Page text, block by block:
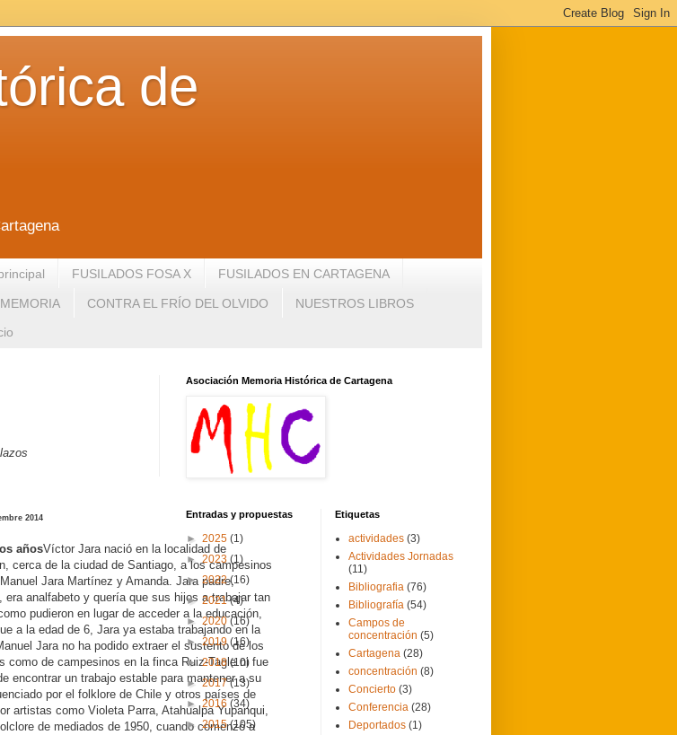
de
FUSILADOS FOSA X FUSILADOS EN CARTAGENA
CONTRA EL FRÍO DEL OLVIDO NUESTROS LIBROS
2014
añosVíctor Jara nació en la localidad de
cerca de la ciudad de Santiago, a los campesinos
Jara Martínez y Amanda. Jara padre,
era analfabeto y quería que sus hijos a trabajar tan
pudieron en lugar de acceder a la educación,
a la edad de 6, Jara ya estaba trabajando en la
Jara no ha podido extraer el sustento de los
como de campesinos en la finca Ruiz-Tagle ni fue
encontrar un trabajo estable para mantener a su
por el folklore de Chile y otros países de
artistas como Violeta Parra, Atahualpa Yupanqui,
de mediados de 1950, cuando comenzó a
Asociación Memoria Histórica de Cartagena
Entradas y propuestas
► 2025 (1)
► 2023 (1)
► 2022(16)
► 2021(4)
►2020(16)
►2019(16)
►2018 (10)
►2017(13)
►2016 (34)
►2015(105)
Etiquetas
actividades (3)
Actividades Jornadas
(11)
Bibliografia (76)
Bibliografía (54)
Campos de
concentración (5)
Cartagena (28)
concentración (8)
Concierto (3)
Conferencia (28)
Deportados (1)